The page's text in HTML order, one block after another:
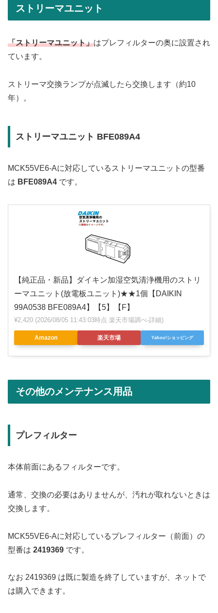
ストリーマユニット
「ストリーマユニット」はプレフィルターの奥に設置され
ています。
ストリーマ交換ランプが点滅したら交換します（約10
年）。
ストリーマユニット BFE089A4
MCK55VE6-Aに対応しているストリーマユニットの型番
は BFE089A4 です。
【純正品・新品】ダイキン加湿空気清浄機用のストリ
ーマユニット(放電板ユニット)★★1個【DAIKIN
99A0538 BFE089A4】【5】【F】
¥2,420 (2026/08/05 11:43:03時点 楽天市場調べ-詳細)
Amazon 楽天市場 Yahoo!ショッピング
その他のメンテナンス用品
プレフィルター
本体前面にあるフィルターです。
通常、交換の必要はありませんが、汚れが取れないときは
交換します。
MCK55VE6-Aに対応しているプレフィルター（前面）の
型番は 2419369 です。
なお 2419369 は既に製造を終了していますが、ネットで
は購入できます。